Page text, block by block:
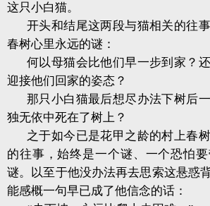
这只小白猫。
开头和结尾这两段与猫相关的往
春树心里永远的谜：
何以母猫会比他们早一步到家？
迎接他们回家的姿态？
那只小白猫最后想尽办法下树后
独无依中死在了树上？
之于如今已是花甲之龄的村上春
的往事，始终是一个谜、一个恐怕
谜。以至于他没办法再去思索这悬惑
能感概一句早已成了他信念的话：